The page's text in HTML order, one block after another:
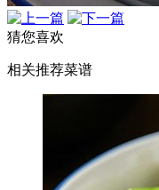
猜您喜欢
相关推荐菜谱